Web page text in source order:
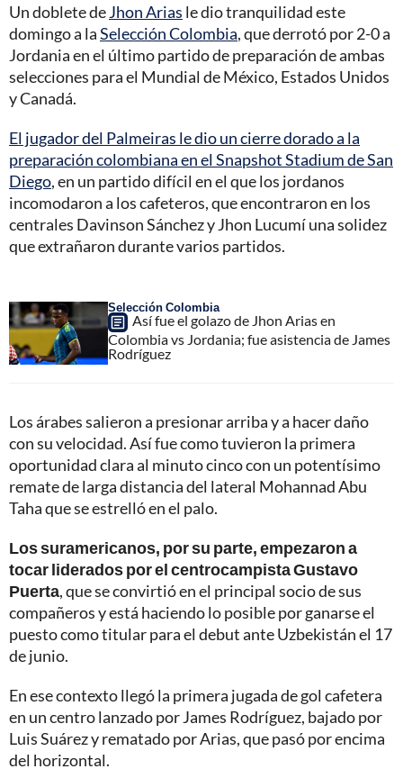
Un doblete deJhon Arias le dio tranquilidad este
domingo a laSelección Colombia, que derrotó por 2-0 a
Jordania en el último partido de preparación de ambas
selecciones para el Mundial de México, Estados Unidos
y Canadá.
El jugador del Palmeiras le dio un cierre dorado a la
preparación colombiana en el Snapshot Stadium de San
Diego, en un partido difícil en el que los jordanos
incomodaron a los cafeteros, que encontraron en los
centrales Davinson Sánchez y Jhon Lucumí una solidez
que extrañaron durante varios partidos.
Selección Colombia
Así fue el golazo de Jhon Arias en
Colombia vs Jordania; fue asistencia de James
Rodríguez
Los árabes salieron a presionar arriba y a hacer daño
con su velocidad. Así fue como tuvieron la primera
oportunidad clara al minuto cinco con un potentísimo
remate de larga distancia del lateral Mohannad Abu
Taha que se estrelló en el palo.
Los suramericanos, por su parte, empezaron a
tocar liderados por el centrocampista Gustavo
Puerta, que se convirtió en el principal socio de sus
compañeros y está haciendo lo posible por ganarse el
puesto como titular para el debut ante Uzbekistán el 17
de junio.
En ese contexto llegó la primera jugada de gol cafetera
en un centro lanzado por James Rodríguez, bajado por
Luis Suárez y rematado por Arias, que pasó por encima
del horizontal.